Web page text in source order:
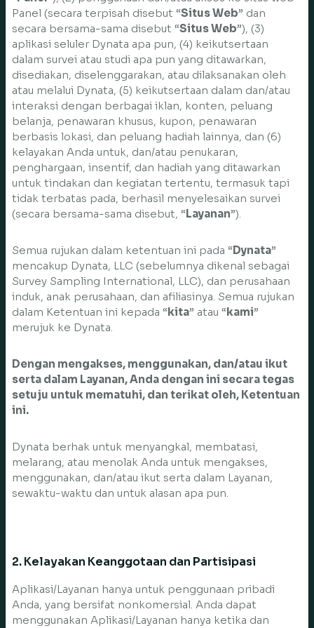
Panel (secara terpisah disebut “Situs Web” dan
secara bersama-sama disebut “Situs Web”), (3)
aplikasi seluler Dynata apa pun, (4) keikutsertaan
dalam survei atau studi apa pun yang ditawarkan,
disediakan, diselenggarakan, atau dilaksanakan oleh
atau melalui Dynata, (5) keikutsertaan dalam dan/atau
interaksi dengan berbagai iklan, konten, peluang
belanja, penawaran khusus, kupon, penawaran
berbasis lokasi, dan peluang hadiah lainnya, dan (6)
kelayakan Anda untuk, dan/atau penukaran,
penghargaan, insentif, dan hadiah yang ditawarkan
untuk tindakan dan kegiatan tertentu, termasuk tapi
tidak terbatas pada, berhasil menyelesaikan survei
(secara bersama-sama disebut, “Layanan”).
Semua rujukan dalam ketentuan ini pada “Dynata”
mencakup Dynata, LLC (sebelumnya dikenal sebagai
Survey Sampling International, LLC), dan perusahaan
induk, anak perusahaan, dan afiliasinya. Semua rujukan
dalam Ketentuan ini kepada “kita” atau “kami”
merujuk ke Dynata.
Dengan mengakses, menggunakan, dan/atau ikut
serta dalam Layanan, Anda dengan ini secara tegas
setuju untuk mematuhi, dan terikat oleh, Ketentuan
ini.
Dynata berhak untuk menyangkal, membatasi,
melarang, atau menolak Anda untuk mengakses,
menggunakan, dan/atau ikut serta dalam Layanan,
sewaktu-waktu dan untuk alasan apa pun.
2. Kelayakan Keanggotaan dan Partisipasi
Aplikasi/Layanan hanya untuk penggunaan pribadi
Anda, yang bersifat nonkomersial. Anda dapat
menggunakan Aplikasi/Layanan hanya ketika dan